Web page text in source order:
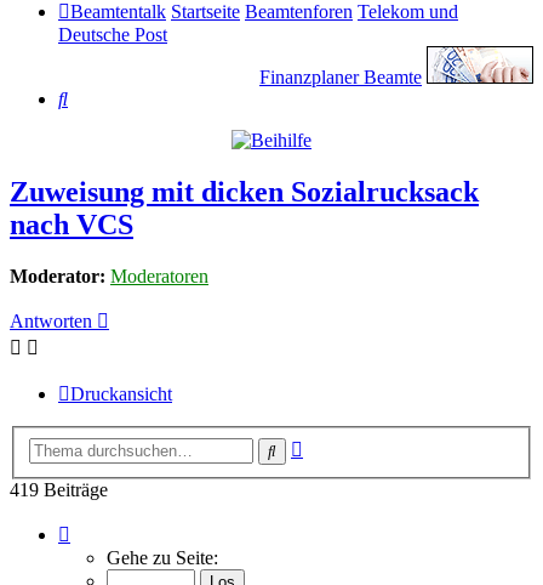
Beamtentalk Startseite Beamtenforen Telekom und
Deutsche Post
Finanzplaner Beamte
Suche
Zuweisung mit dicken Sozialrucksack
nach VCS
Moderator: Moderatoren
Antworten
Druckansicht
Suche
419 Beiträge
22
von
Gehe zu Seite: